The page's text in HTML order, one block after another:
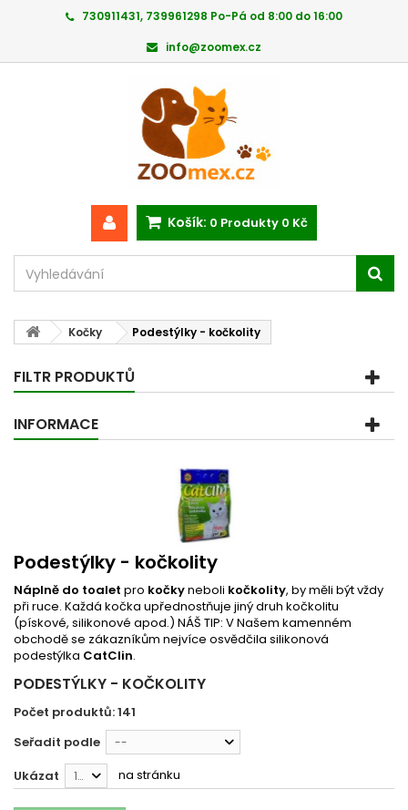
730911431, 739961298 Po-Pá od 8:00 do 16:00
info@zoomex.cz
Košík: 0 Produkty 0 Kč
Kočky Podestýlky - kočkolity
FILTR PRODUKTŮ
INFORMACE
Podestýlky - kočkolity
Náplně do toalet pro kočkyneboli kočkolity, by měli být vždy
při ruce. Každá kočka upřednostňuje jiný druh kočkolitu
(pískové, silikonové apod.) NÁŠ TIP: V Našem kamenném
obchodě se zákazníkům nejvíce osvědčila silikonová
podestýlka CatClin.
PODESTÝLKY - KOČKOLITY
Počet produktů: 141
Seřadit podle
--
Ukázat 12 na stránku